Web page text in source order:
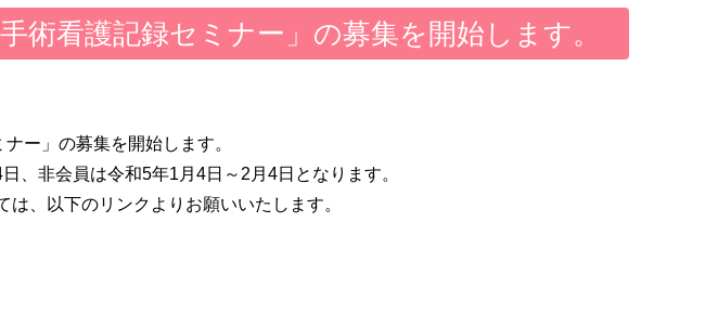
術看護記録セミナー」の募集を開始します。
ー」の募集を開始します。
、非会員は令和5年1月4日～2月4日となります。
、以下のリンクよりお願いいたします。